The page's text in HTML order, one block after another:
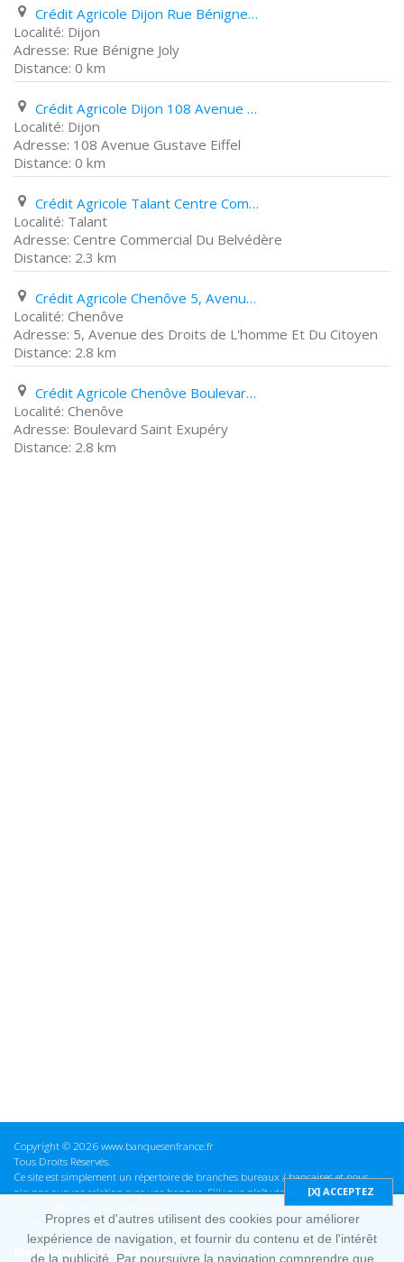
Crédit Agricole Dijon Rue Bénigne Joly
Dijon
Rue Bénigne Joly
0 km
Crédit Agricole Dijon 108 Avenue Gustave Eiffel
Dijon
108 Avenue Gustave Eiffel
0 km
Crédit Agricole Talant Centre Commercial Du Belvédère
Talant
Centre Commercial Du Belvédère
2.3 km
Crédit Agricole Chenôve 5, Avenue des Droits de L'homme Et Du Citoyen
Chenôve
5, Avenue des Droits de L'homme Et Du Citoyen
2.8 km
Crédit Agricole Chenôve Boulevard Saint Exupéry
Chenôve
Boulevard Saint Exupéry
2.8 km
Copyright © 2026 www.banquesenfrance.fr
Tous Droits Réservés.
Ce site est simplement un répertoire de branches bureaux / bancaires et nous
n'avons aucune relation avec une banque. S'il vous plaît vérifier ces informations
avant d'effectuer toute opération, nous ne sommes pas responsables des erreurs
ou des omissions dans les informations que nous fournissons.
Mentions Légales & cookies
Propres et d'autres utilisent des cookies pour améliorer
lexpérience de navigation, et fournir du contenu et de l'intérêt
de la publicité. Par poursuivre la navigation comprendre que